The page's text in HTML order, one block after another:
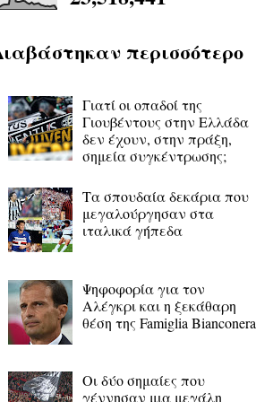
περισσότερο
Γιατί οι οπαδοί της
Γιουβέντους στην Ελλάδα
δεν έχουν, στην πράξη,
σημεία συγκέντρωσης;
Τα σπουδαία δεκάρια που
μεγαλούργησαν στα
ιταλικά γήπεδα
Ψηφοφορία για τον
Αλέγκρι και η ξεκάθαρη
θέση της Famiglia Bianconera
Οι δύο σημαίες που
γέννησαν μια μεγάλη